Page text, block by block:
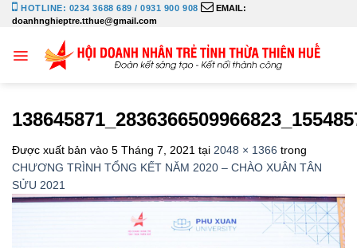
Bỏ
qua
dung
HOTLINE: 0234 3688 689 / 0931 900 908
EMAIL:
doanhnghieptre.tthue@gmail.com
Được xuất bản vào 5 Tháng 7, 2021 tại 2048 × 1366 trong
CHƯƠNG TRÌNH TỔNG KẾT NĂM 2020 – CHÀO XUÂN TÂN
SỬU 2021